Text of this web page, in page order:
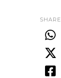
SHARE